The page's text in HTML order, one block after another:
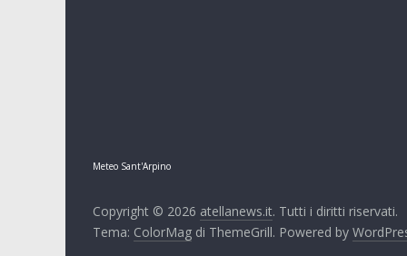
Meteo Sant'Arpino
Copyright © 2026 atellanews.it. Tutti i diritti riservati.
Tema: ColorMag di ThemeGrill. Powered by